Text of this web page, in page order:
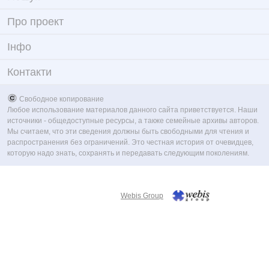
Про проект
Iнфо
Контакти
Свободное копирование
Любое использование материалов данного сайта приветствуется. Наши
источники - общедоступные ресурсы, а также семейные архивы авторов.
Мы считаем, что эти сведения должны быть свободными для чтения и
распространения без ограничений. Это честная история от очевидцев,
которую надо знать, сохранять и передавать следующим поколениям.
Webis Group